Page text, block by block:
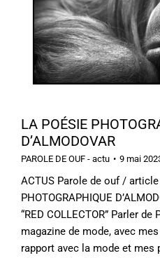
LA POÉSIE
D’ALMODOVAR
PAROLE DE OUF - actu 9 mai
ACTUS Parole de ouf / article
PHOTOGRAPHIQUE
“RED COLLECTOR” Parler
magazine de mode, avec
rapport avec la mode et mes